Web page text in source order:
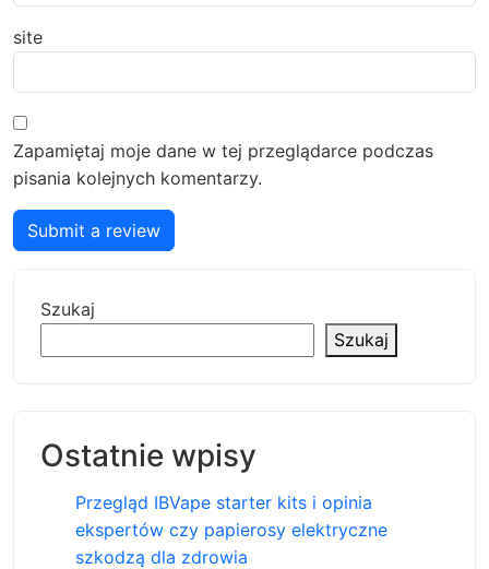
site
Zapamiętaj moje dane w tej przeglądarce podczas
pisania kolejnych komentarzy.
Submit a review
Szukaj
Szukaj
Ostatnie wpisy
Przegląd IBVape starter kits i opinia
ekspertów czy papierosy elektryczne
szkodzą dla zdrowia